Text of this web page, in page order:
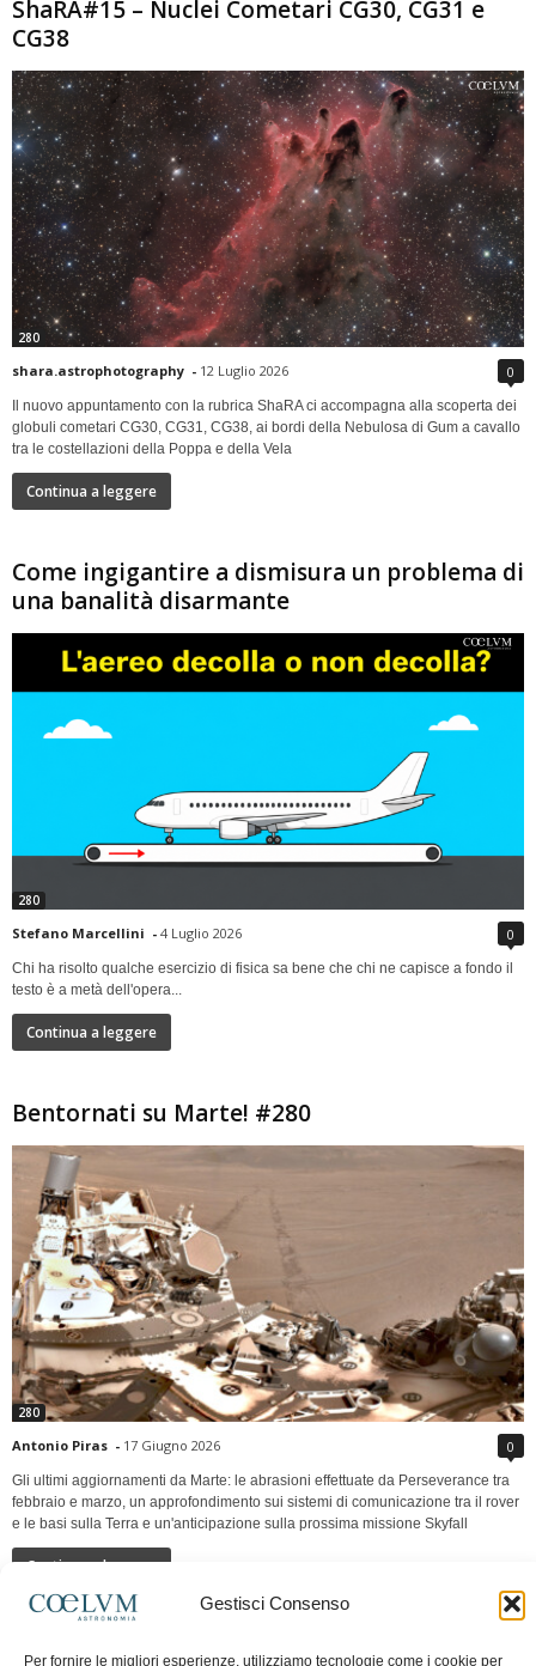
Gestisci Consenso
Per fornire le migliori esperienze, utilizziamo tecnologie come i cookie per
ShaRA#15 – Nuclei Cometari CG30, CG31 e
CG38
280
shara.astrophotography - 12 Luglio 2026 0
Il nuovo appuntamento con la rubrica ShaRA ci accompagna alla scoperta dei
globuli cometari CG30, CG31, CG38, ai bordi della Nebulosa di Gum a cavallo
tra le costellazioni della Poppa e della Vela
Continua a leggere
Come ingigantire a dismisura un problema di
una banalità disarmante
280
Stefano Marcellini - 4 Luglio 2026 0
Chi ha risolto qualche esercizio di fisica sa bene che chi ne capisce a fondo il
testo è a metà dell'opera...
Continua a leggere
Bentornati su Marte! #280
280
Antonio Piras - 17 Giugno 2026 0
Gli ultimi aggiornamenti da Marte: le abrasioni effettuate da Perseverance tra
febbraio e marzo, un approfondimento sui sistemi di comunicazione tra il rover
e le basi sulla Terra e un'anticipazione sulla prossima missione Skyfall
Continua a leggere